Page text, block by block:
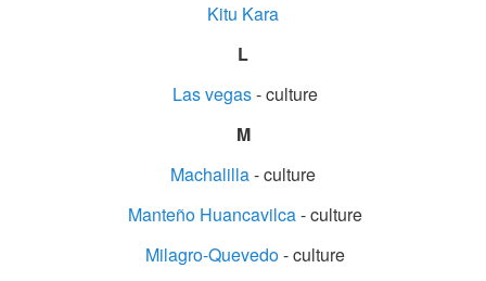
Kitu Kara
L
Las vegas- culture
M
Machalilla- culture
Manteño Huancavilca- culture
Milagro-Quevedo- culture